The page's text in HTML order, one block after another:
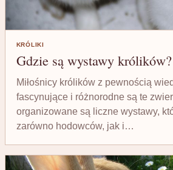
KRÓLIKI
Gdzie są wystawy
Miłośnicy królików z pewnością
fascynujące i różnorodne są te
organizowane są liczne wystawy,
zarówno hodowców, jak i…